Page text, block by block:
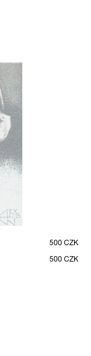
500 CZK
500 CZK